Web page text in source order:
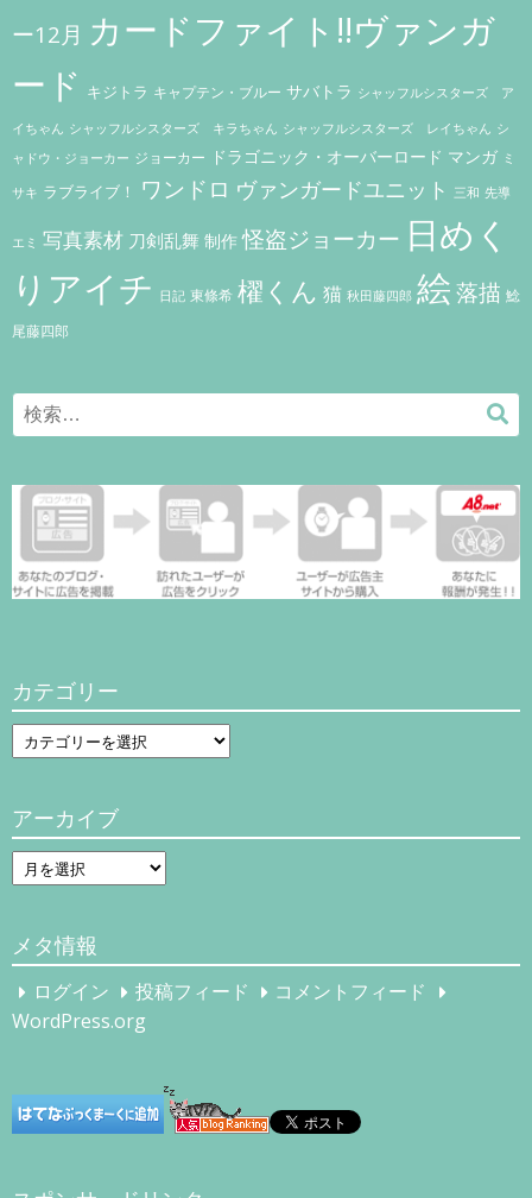
ー12月 カードファイト!!ヴァンガ
ード キジトラ キャプテン・ブルー サバトラ シャッフルシスターズ ア
イちゃん シャッフルシスターズ キラちゃん シャッフルシスターズ レイちゃん シ
ャドウ・ジョーカー ジョーカー ドラゴニック・オーバーロード マンガ ミ
サキ ラブライブ！ ワンドロ ヴァンガードユニット 三和 先導
エミ 写真素材 刀剣乱舞 制作 怪盗ジョーカー 日めく
りアイチ
日記 東條希 櫂くん 猫 秋田藤四郎 絵落描 鯰
尾藤四郎
Search
for:
検
カテゴリー
カ
テ
リ
ー
アーカイブ
ア
ー
イ
ブ
メタ情報
ログイン 投稿フィード
コメントフィード
WordPress.org